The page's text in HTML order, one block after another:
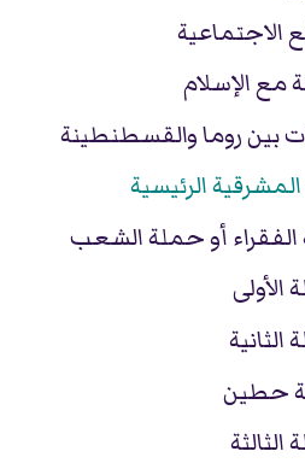
الاجتماعية
مع الإسلام
بين روما والقسطنطينة
الرئيسية
أو حملة الشعب
الأولى
الثانية
حطين
الثالثة